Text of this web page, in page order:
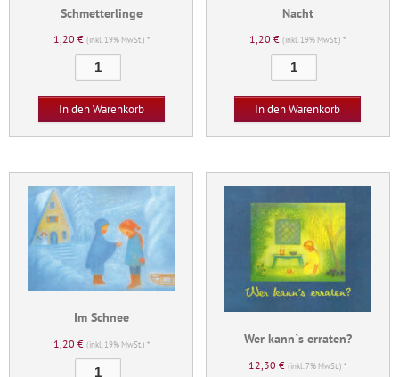
Schmetterlinge
1,20 € (inkl. 19% MwSt.) *
Menge
In den Warenkorb
Nacht
1,20€ (inkl. 19% MwSt.) *
Menge
In den Warenkorb
Im Schnee
1,20 € (inkl. 19% MwSt.) * Wer kann`s erraten?
12,30€ (inkl. 7% MwSt.) *